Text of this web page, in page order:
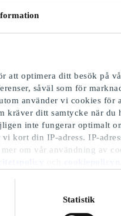
optimera ditt besök på
såväl som för
använder vi cookies för
kräver ditt samtycke när
inte fungerar optimalt
din IP-adress. IP-
om vår användning av
Statistik